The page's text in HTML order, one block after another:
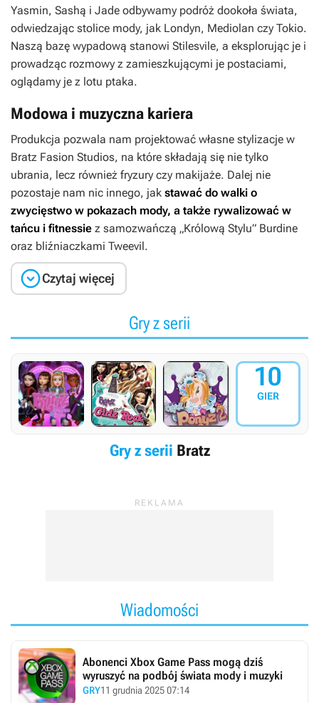
Yasmin, Sashą i Jade odbywamy podróż dookoła świata,
odwiedzając stolice mody, jak Londyn, Mediolan czy Tokio.
Naszą bazę wypadową stanowi Stilesvile, a eksplorując je i
prowadząc rozmowy z zamieszkującymi je postaciami,
oglądamy je z lotu ptaka.
Modowa i muzyczna kariera
Produkcja pozwala nam projektować własne stylizacje w
Bratz Fasion Studios, na które składają się nie tylko
ubrania, lecz również fryzury czy makijaże. Dalej nie
pozostaje nam nic innego, jak stawać do walki o
zwycięstwo w pokazach mody, a także rywalizować w
tańcu i fitnessie z samozwańczą „Królową Stylu” Burdine
oraz bliźniaczkami Tweevil.
Czytaj więcej
Gry z serii
10
GIER
Gry z serii Bratz
Wiadomości
Abonenci Xbox Game Pass mogą dziś
wyruszyć na podbój świata mody i muzyki
GRY11 grudnia 2025 07:14